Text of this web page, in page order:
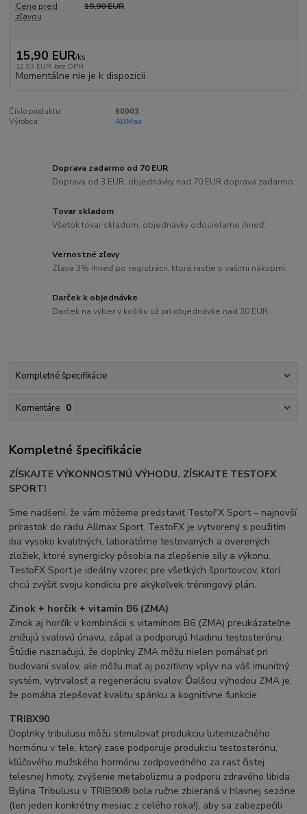
Cena pred
zľavou
19,90 EUR
15,90 EUR/ks
12,93 EUR bez DPH
Momentálne nie je k dispozícii
Číslo produktu:
90003
Výrobca:
AllMax
Doprava zadarmo od 70 EUR
Doprava od 3 EUR, objednávky nad 70 EUR doprava zadarmo.
Tovar skladom
Všetok tovar skladom, objednávky odosielame ihneď.
Vernostné zľavy
Zľava 3% ihneď po registrácii, ktorá rastie s vašimi nákupmi.
Darček k objednávke
Darček na výber v košíku už pri objednávke nad 30 EUR.
Kompletné špecifikácie
Komentáre 0
Kompletné špecifikácie
ZÍSKAJTE VÝKONNOSTNÚ VÝHODU. ZÍSKAJTE TESTOFX
SPORT!
Sme nadšení, že vám môžeme predstaviť TestoFX Sport – najnovší
prírastok do radu Allmax Sport. TestoFX je vytvorený s použitím
iba vysoko kvalitných, laboratórne testovaných a overených
zložiek, ktoré synergicky pôsobia na zlepšenie sily a výkonu.
TestoFX Sport je ideálny vzorec pre všetkých športovcov, ktorí
chcú zvýšiť svoju kondíciu pre akýkoľvek tréningový plán.
Zinok + horčík + vitamín B6 (ZMA)
Zinok aj horčík v kombinácii s vitamínom B6 (ZMA) preukázateľne
znižujú svalovú únavu, zápal a podporujú hladinu testosterónu.
Štúdie naznačujú, že doplnky ZMA môžu nielen pomáhať pri
budovaní svalov, ale môžu mať aj pozitívny vplyv na váš imunitný
systém, vytrvalosť a regeneráciu svalov. Ďalšou výhodou ZMA je,
že pomáha zlepšovať kvalitu spánku a kognitívne funkcie.
TRIBX90
Doplnky tribulusu môžu stimulovať produkciu luteinizačného
hormónu v tele, ktorý zase podporuje produkciu testosterónu,
kľúčového mužského hormónu zodpovedného za rast čistej
telesnej hmoty, zvýšenie metabolizmu a podporu zdravého libida.
Bylina Tribulusu v TRIB90® bola ručne zbieraná v hlavnej sezóne
(len jeden konkrétny mesiac z celého roka!), aby sa zabezpečili